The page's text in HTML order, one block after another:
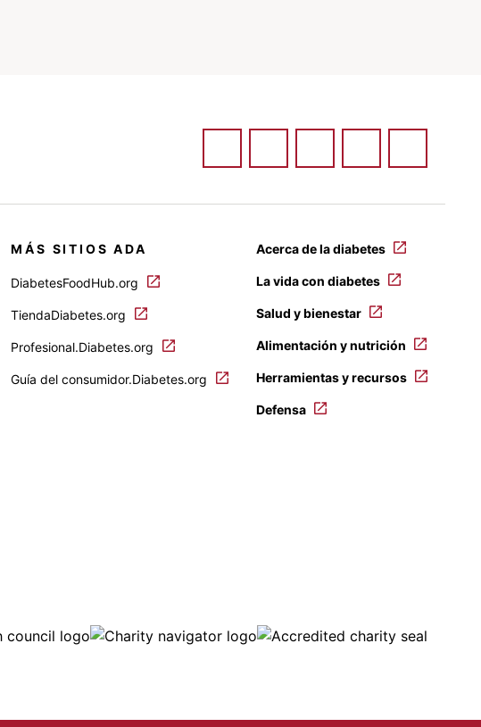
MÁS SITIOS ADA
DiabetesFoodHub.org
TiendaDiabetes.org
Profesional.Diabetes.org
Guía del consumidor.Diabetes.org
Acerca de la diabetes
La vida con diabetes
Salud y bienestar
Alimentación y nutrición
Herramientas y recursos
Defensa
Image Image Image